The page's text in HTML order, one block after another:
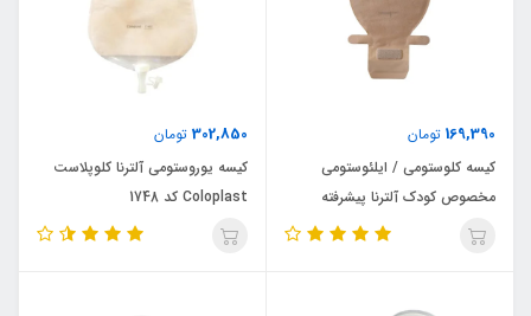
169,390 تومان
کیسه کلوستومی / ایلئوستومی
مخصوص کودک آلترنا پیشرفته
کلوپلاست Coloplast کد 17507
302,850 تومان
کیسه یوروستومی آلترنا کلوپلاست
Coloplast کد 1748